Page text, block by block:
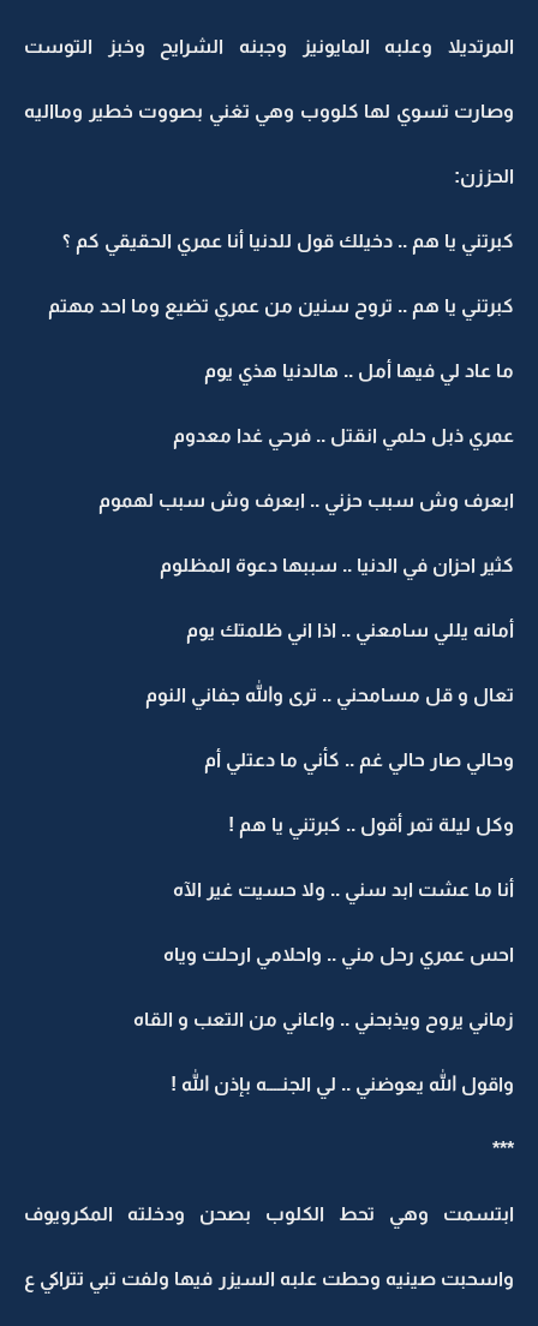
المرتديلا وعلبه المايونيز وجبنه الشرايح وخبز التوست
وصارت تسوي لها كلووب وهي تغني بصووت خطير ومااليه
الحززن:
كبرتني يا هم .. دخيلك قول للدنيا أنا عمري الحقيقي كم ؟
كبرتني يا هم .. تروح سنين من عمري تضيع وما احد مهتم
ما عاد لي فيها أمل .. هالدنيا هذي يوم
عمري ذبل حلمي انقتل .. فرحي غدا معدوم
ابعرف وش سبب حزني .. ابعرف وش سبب لهموم
كثير احزان في الدنيا .. سببها دعوة المظلوم
أمانه يللي سامعني .. اذا اني ظلمتك يوم
تعال و قل مسامحني .. ترى والله جفاني النوم
وحالي صار حالي غم .. كأني ما دعتلي أم
وكل ليلة تمر أقول .. كبرتني يا هم !
أنا ما عشت ابد سني .. ولا حسيت غير الآه
احس عمري رحل مني .. واحلامي ارحلت وياه
زماني يروح ويذبحني .. واعاني من التعب و القاه
واقول الله يعوضني .. لي الجنــــه بإذن الله !
***
ابتسمت وهي تحط الكلوب بصحن ودخلته المكرويوف
واسحبت صينيه وحطت علبه السيزر فيها ولفت تبي تتراكي ع